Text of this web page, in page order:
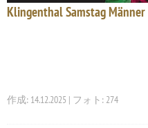
Klingenthal Samstag Männer
作成: 14.12.2025 | フォト: 274